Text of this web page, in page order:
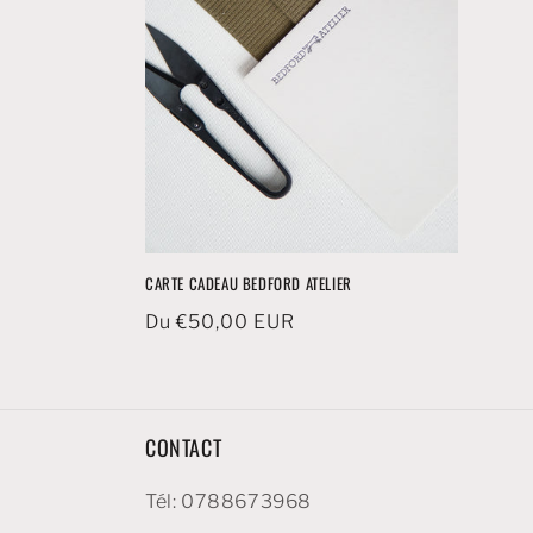
t
i
n
:
CARTE CADEAU BEDFORD ATELIER
Prix
Du €50,00 EUR
CONTACT
Tél: 0788673968